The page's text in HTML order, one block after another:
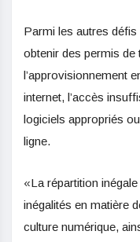
Parmi les autres
obtenir des permis de
l’approvisionnement
internet, l’accès
logiciels appropriés
ligne.
«La répartition
inégalités en matière
culture numérique,